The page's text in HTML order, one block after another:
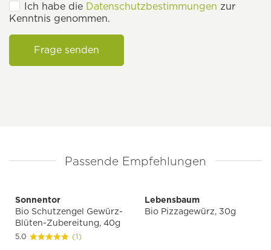
Ich habe die Datenschutzbestimmungen zur
Kenntnis genommen.
Frage senden
Passende Empfehlungen
Sonnentor
Bio Schutzengel Gewürz-
Blüten-Zubereitung, 40g
5.0 (1)
Lebensbaum
Bio Pizzagewürz, 30g